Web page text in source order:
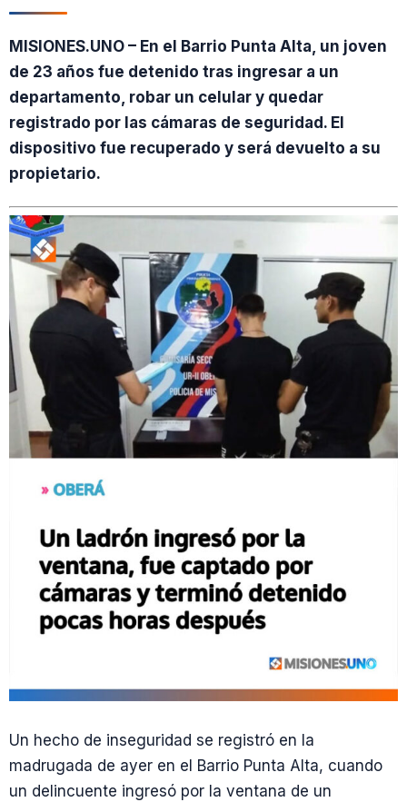
MISIONES.UNO – En el Barrio Punta Alta, un joven
de 23 años fue detenido tras ingresar a un
departamento, robar un celular y quedar
registrado por las cámaras de seguridad. El
dispositivo fue recuperado y será devuelto a su
propietario.
Un hecho de inseguridad se registró en la
madrugada de ayer en el Barrio Punta Alta, cuando
un delincuente ingresó por la ventana de un